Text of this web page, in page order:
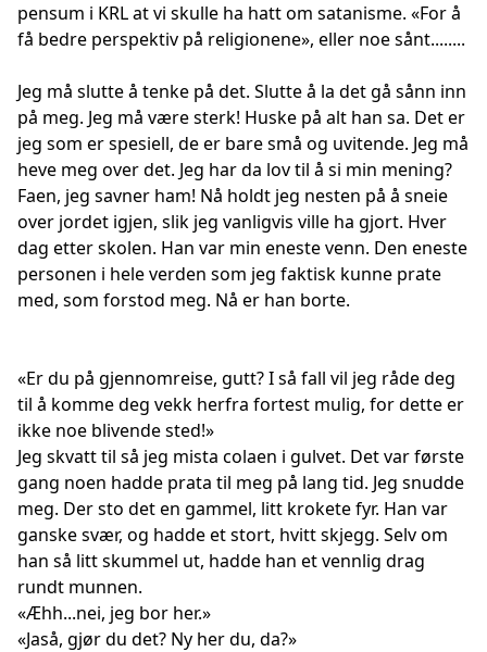
pensum i KRL at vi skulle ha hatt om satanisme. «For å
få bedre perspektiv på religionene», eller noe sånt........
Jeg må slutte å tenke på det. Slutte å la det gå sånn inn
på meg. Jeg må være sterk! Huske på alt han sa. Det er
jeg som er spesiell, de er bare små og uvitende. Jeg må
heve meg over det. Jeg har da lov til å si min mening?
Faen, jeg savner ham! Nå holdt jeg nesten på å sneie
over jordet igjen, slik jeg vanligvis ville ha gjort. Hver
dag etter skolen. Han var min eneste venn. Den eneste
personen i hele verden som jeg faktisk kunne prate
med, som forstod meg. Nå er han borte.
«Er du på gjennomreise, gutt? I så fall vil jeg råde deg
til å komme deg vekk herfra fortest mulig, for dette er
ikke noe blivende sted!»
Jeg skvatt til så jeg mista colaen i gulvet. Det var første
gang noen hadde prata til meg på lang tid. Jeg snudde
meg. Der sto det en gammel, litt krokete fyr. Han var
ganske svær, og hadde et stort, hvitt skjegg. Selv om
han så litt skummel ut, hadde han et vennlig drag
rundt munnen.
«Æhh...nei, jeg bor her.»
«Jaså, gjør du det? Ny her du, da?»